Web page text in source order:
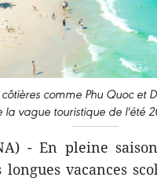
côtières comme Phu Quoc et
la vague touristique de l'été
- En pleine
vacances